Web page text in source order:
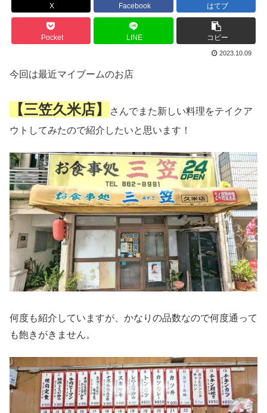
X Facebook はてブ
Pocket LINE コピー
2023.10.09
今回は最近マイブームのお店
【三笠久米店】
さんでまた新しい料理をテイクア
ウトしてみたので紹介したいと思います！
何度も紹介していますが、かなりの品数なので何度通って
も飽きがきません。